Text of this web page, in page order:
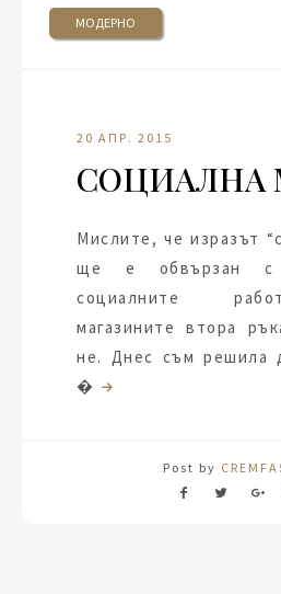
МОДЕРНО
20 АПР. 2015
СОЦИАЛНА
Мислите, че изразът
ще е обвързан с
социалните
магазините втора
не. Днес съм решила
�
Post by